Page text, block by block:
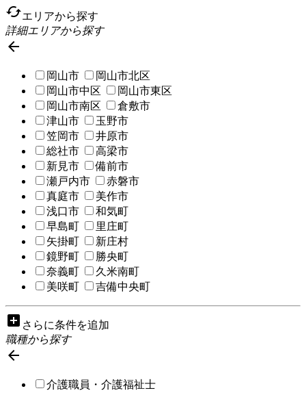
cachedエリアから探す
詳細エリアから探す

岡山市
岡山市北区
岡山市中区
岡山市東区
岡山市南区
倉敷市
津山市
玉野市
笠岡市
井原市
総社市
高梁市
新見市
備前市
瀬戸内市
赤磐市
真庭市
美作市
浅口市
和気町
早島町
里庄町
矢掛町
新庄村
鏡野町
勝央町
奈義町
久米南町
美咲町
吉備中央町
add_box さらに条件を追加
職種から探す

介護職員・介護福祉士